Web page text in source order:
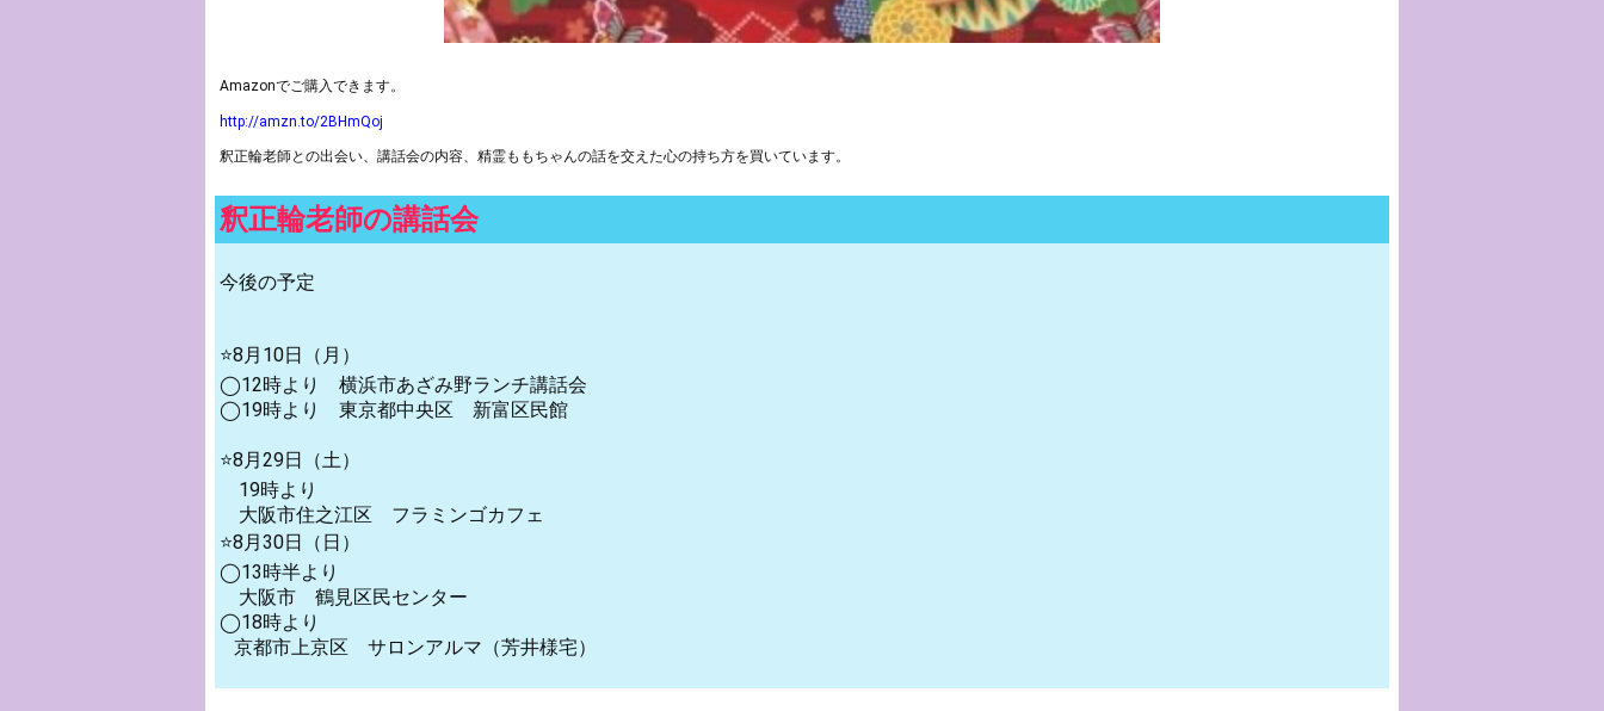
Amazonでご購入できます。
http://amzn.to/2BHmQoj
釈正輪老師との出会い、講話会の内容、精霊ももちゃんの話を交えた心の持ち方を買いています。
釈正輪老師の講話会
今後の予定
⭐️8月10日（月）
◯12時より 横浜市あざみ野ランチ講話会
◯19時より 東京都中央区 新富区民館
⭐️8月29日（土）
19時より
大阪市住之江区 フラミンゴカフェ
⭐️8月30日（日）
◯13時半より
大阪市 鶴見区民センター
◯18時より
京都市上京区 サロンアルマ（芳井様宅）